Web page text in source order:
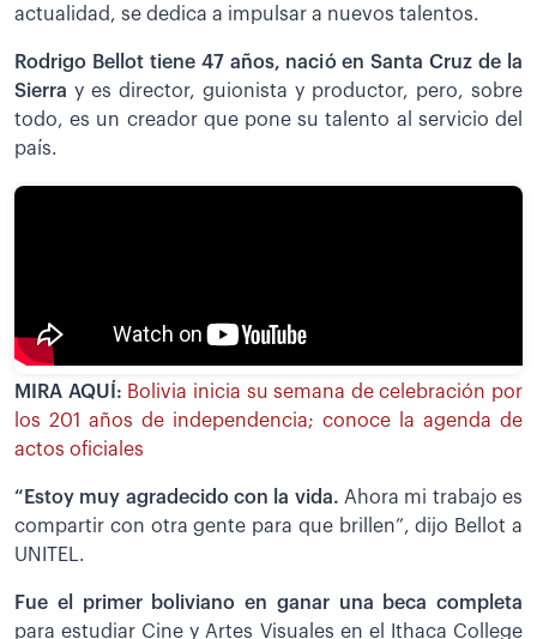
actualidad, se dedica a impulsar a nuevos talentos.
Rodrigo Bellot tiene 47 años, nació en Santa Cruz de la
Sierra y es director, guionista y productor, pero, sobre
todo, es un creador que pone su talento al servicio del
país.
MIRA AQUÍ: Bolivia inicia su semana de celebración por
los 201 años de independencia; conoce la agenda de
actos oficiales
“Estoy muy agradecido con la vida. Ahora mi trabajo es
compartir con otra gente para que brillen”, dijo Bellot a
UNITEL.
Fue el primer boliviano en ganar una beca completa
para estudiar Cine y Artes Visuales en el Ithaca College